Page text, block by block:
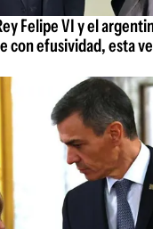
Felipe VI y el
con efusividad, esta